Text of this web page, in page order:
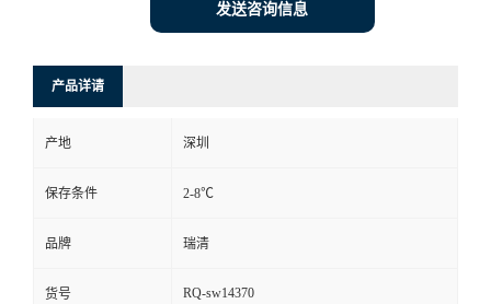
发送咨询信息
产品详请
产地 深圳
保存条件 2-8℃
品牌 瑞清
货号 RQ-sw14370